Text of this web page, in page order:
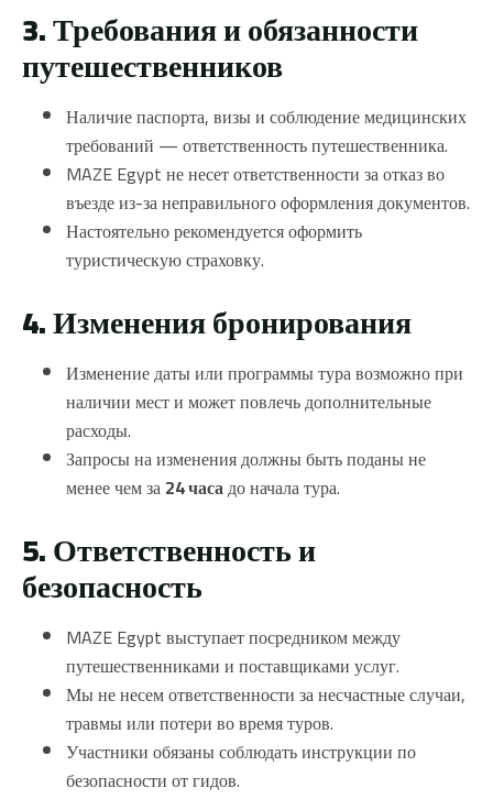
3. Требования и обязанности
путешественников
Наличие паспорта, визы и соблюдение медицинских
требований — ответственность путешественника.
MAZE Egypt не несет ответственности за отказ во
въезде из-за неправильного оформления документов.
Настоятельно рекомендуется оформить
туристическую страховку.
4. Изменения бронирования
Изменение даты или программы тура возможно при
наличии мест и может повлечь дополнительные
расходы.
Запросы на изменения должны быть поданы не
менее чем за24 часадо начала тура.
5. Ответственность и
безопасность
MAZE Egypt выступает посредником между
путешественниками и поставщиками услуг.
Мы не несем ответственности за несчастные случаи,
травмы или потери во время туров.
Участники обязаны соблюдать инструкции по
безопасности от гидов.